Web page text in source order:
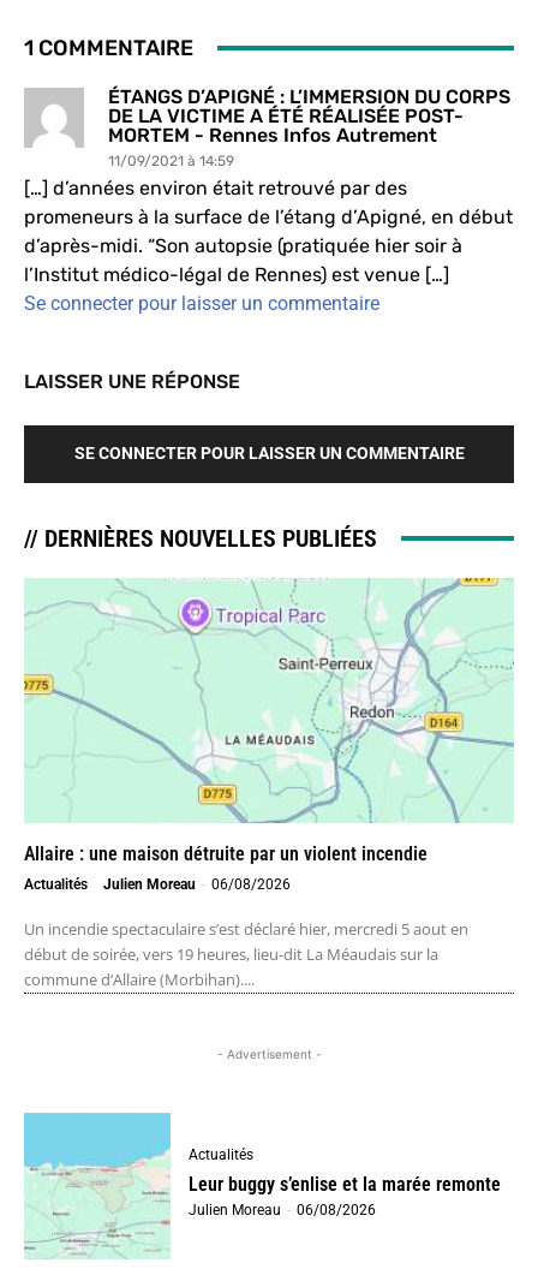
1 COMMENTAIRE
ÉTANGS D’APIGNÉ : L’IMMERSION DU CORPS
DE LA VICTIME A ÉTÉ RÉALISÉE POST-
MORTEM - Rennes Infos Autrement
11/09/2021 à 14:59
[…] d’années environ était retrouvé par des
promeneurs à la surface de l’étang d’Apigné, en début
d’après-midi. “Son autopsie (pratiquée hier soir à
l’Institut médico-légal de Rennes) est venue […]
Se connecter pour laisser un commentaire
LAISSER UNE RÉPONSE
SE CONNECTER POUR LAISSER UN COMMENTAIRE
// DERNIÈRES NOUVELLES PUBLIÉES
Allaire : une maison détruite par un violent incendie
Actualités Julien Moreau - 06/08/2026
Un incendie spectaculaire s’est déclaré hier, mercredi 5 aout en
début de soirée, vers 19 heures, lieu-dit La Méaudais sur la
commune d’Allaire (Morbihan)....
- Advertisement -
Actualités
Leur buggy s’enlise et la marée remonte
Julien Moreau - 06/08/2026